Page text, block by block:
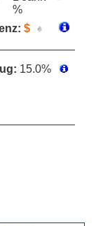
%
$
15.0%